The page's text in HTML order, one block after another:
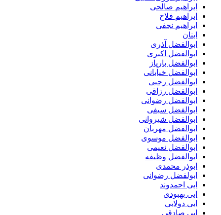
ابراهیم صالحی
ابراهیم فلاح
ابراهیم نجفی
ابنان
ابوالفضل آذری
ابوالفضل اکبری
ابوالفضل بارپاز
ابوالفضل خیابانی
ابوالفضل رجبی
ابوالفضل رزاقی
ابوالفضل رضوانی
ابوالفضل سیفی
ابوالفضل شیروانی
ابوالفضل مهربان
ابوالفضل موسوی
ابوالفضل نعیمی
ابوالفضل وظیفه
ابوذر محمدی
ابولفضل رضوانی
ابی احمدوند
ابی بهبودی
ابی دولابی
ابی صادقی